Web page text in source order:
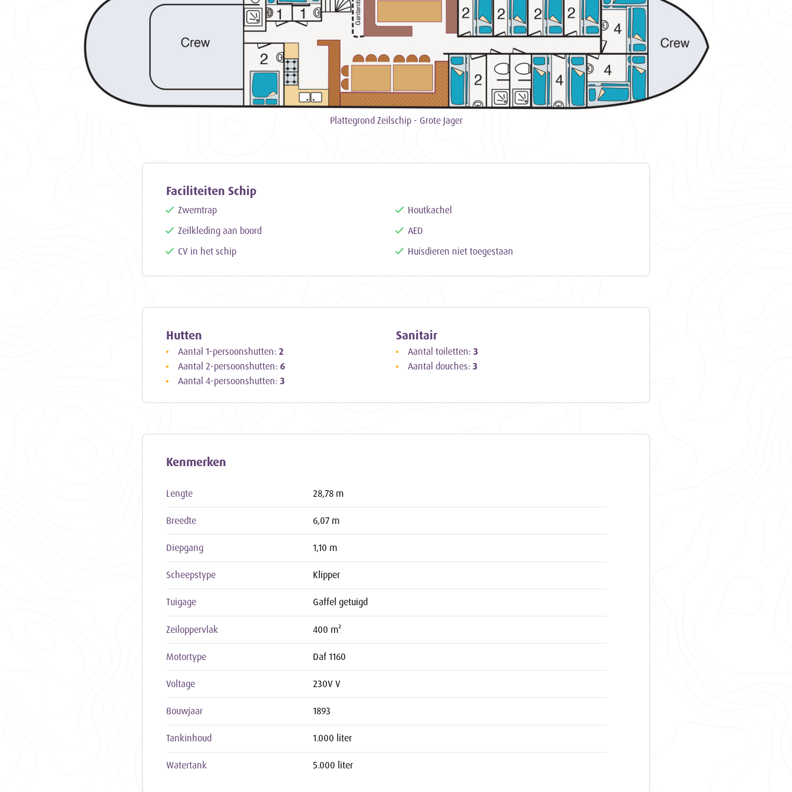
Plattegrond Zeilschip - Grote Jager
Faciliteiten Schip
Zwemtrap
Zeilkleding aan boord
CV in het schip
Houtkachel
AED
Huisdieren niet toegestaan
Hutten
Aantal 1-persoonshutten: 2
Aantal 2-persoonshutten: 6
Aantal 4-persoonshutten: 3
Sanitair
Aantal toiletten: 3
Aantal douches: 3
Kenmerken
Lengte 28,78 m
Breedte 6,07 m
Diepgang 1,10 m
Scheepstype Klipper
Tuigage Gaffel getuigd
Zeiloppervlak 400 m²
Motortype Daf 1160
Voltage 230V V
Bouwjaar 1893
Tankinhoud 1.000 liter
Watertank 5.000 liter